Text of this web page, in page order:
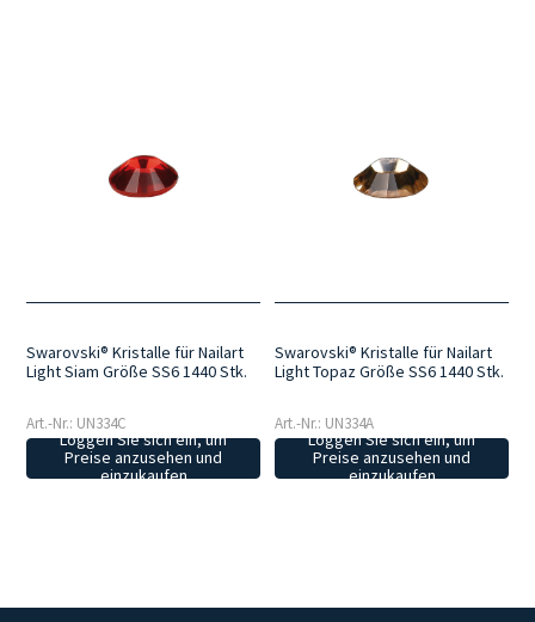
Swarovski® Kristalle für Nailart
Light Siam Größe SS6 1440 Stk.
Art.-Nr.: UN334C
Loggen Sie sich ein, um
Preise anzusehen und
einzukaufen
Swarovski® Kristalle für Nailart
Light Topaz Größe SS6 1440 Stk.
Art.-Nr.: UN334A
Loggen Sie sich ein, um
Preise anzusehen und
einzukaufen